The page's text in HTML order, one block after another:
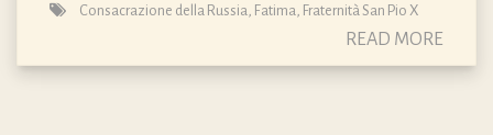
Consacrazione della Russia Fatima Fraternità San Pio X
READ MORE